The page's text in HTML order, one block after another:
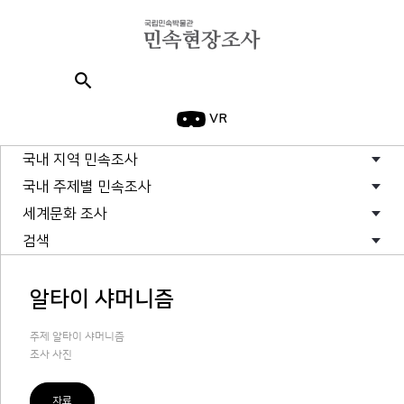
search
VR
국내 지역 민속조사
국내 주제별 민속조사
세계문화 조사
검색
알타이 샤머니즘
주제 알타이 샤머니즘
조사 사진
자료